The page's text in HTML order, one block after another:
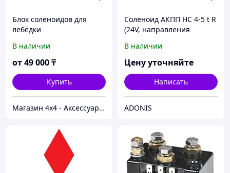
Блок соленоидов для
лебёдки
В наличии
от49 000₸
Купить
Магазин 4x4 - Аксессуары и запчасти для внедорожников
Соленоид АКПП HC 4-5 t R
(24V, направления
В наличии
Цену уточняйте
Написать
ADONIS